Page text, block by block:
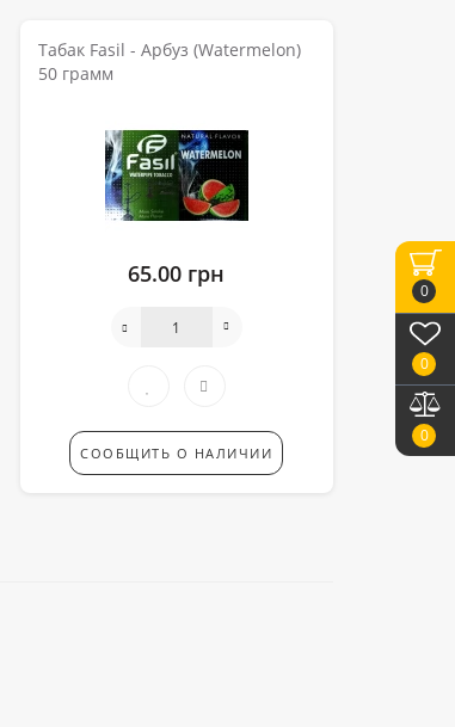
0
0
0
Табак Fasil - Арбуз (Watermelon)
50 грамм
65.00 грн
СООБЩИТЬ О НАЛИЧИИ